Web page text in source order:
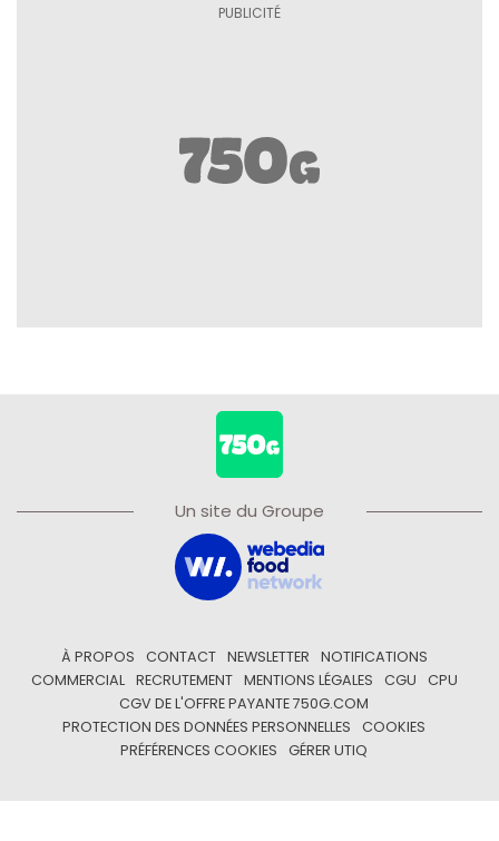
Un site du Groupe
À PROPOS CONTACT NEWSLETTER
NOTIFICATIONS
COMMERCIAL
RECRUTEMENT MENTIONS LÉGALES CGU
CPU
CGV DE L'OFFRE PAYANTE 750G.COM
PROTECTION DES DONNÉES PERSONNELLES
COOKIES
PRÉFÉRENCES COOKIES
GÉRER UTIQ